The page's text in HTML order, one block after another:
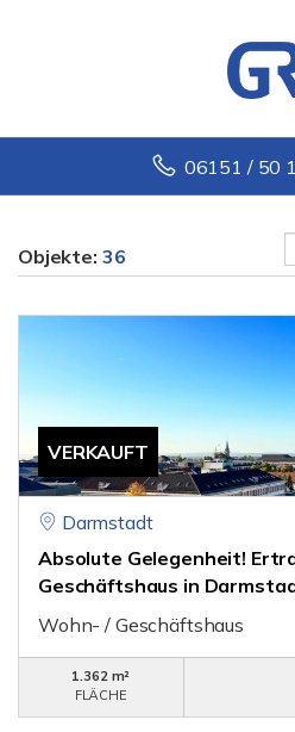
06151 / 50
Objekte: 36
VERKAUFT
Darmstadt
Absolute Gelegenheit!
Geschäftshaus in
Wohn- / Geschäftshaus
1.362 m²
FLÄCHE